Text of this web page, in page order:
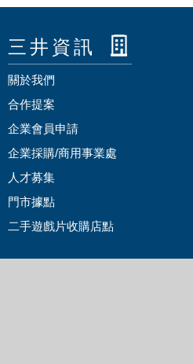
三井資訊
關於我們
合作提案
企業會員申請
企業採購/商用事業處
人才募集
門市據點
二手遊戲片收購店點